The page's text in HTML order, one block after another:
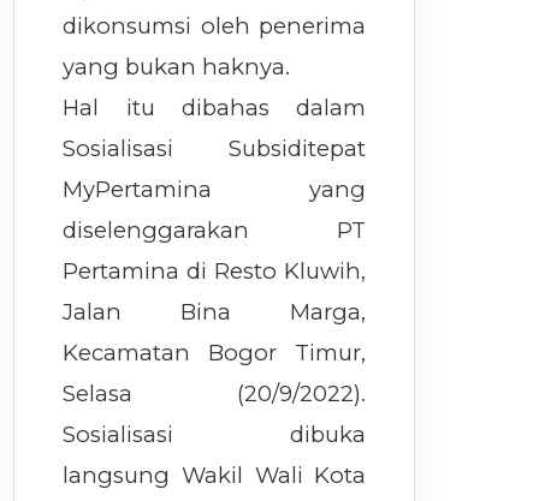
dikonsumsi oleh penerima
yang bukan haknya.
Hal itu dibahas dalam
Sosialisasi Subsiditepat
MyPertamina yang
diselenggarakan PT
Pertamina di Resto Kluwih,
Jalan Bina Marga,
Kecamatan Bogor Timur,
Selasa (20/9/2022).
Sosialisasi dibuka
langsung Wakil Wali Kota